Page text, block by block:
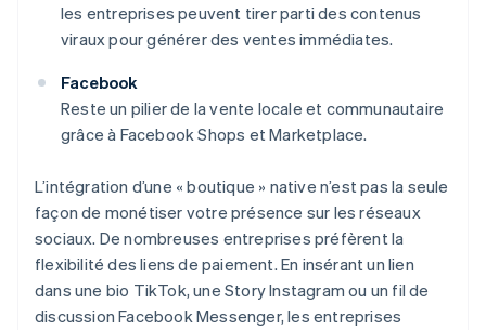
les entreprises peuvent tirer parti des contenus
viraux pour générer des ventes immédiates.
Facebook
Reste un pilier de la vente locale et communautaire
grâce à Facebook Shops et Marketplace.
L’intégration d’une « boutique » native n’est pas la seule
façon de monétiser votre présence sur les réseaux
sociaux. De nombreuses entreprises préfèrent la
flexibilité des liens de paiement. En insérant un lien
dans une bio TikTok, une Story Instagram ou un fil de
discussion Facebook Messenger, les entreprises